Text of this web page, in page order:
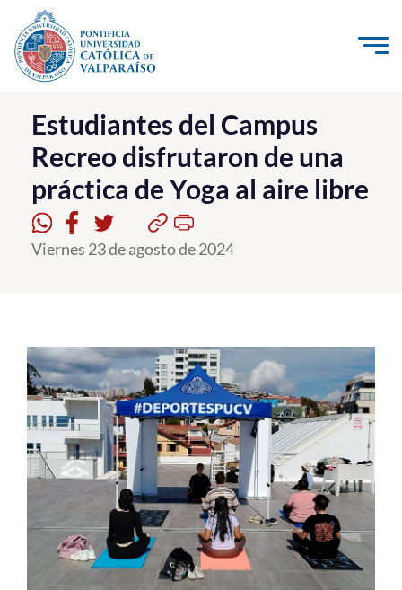
Click acá para ir directamente al contenido
La Universidad
Investigación, Creación e Innovación
PUCV Internacional
Vinculación con el Medio
Postgrado
Formación Continua
Estudiantes
Académicos
Alumni
Estudiantes del Campus
Recreo disfrutaron de una
práctica de Yoga al aire libre
Viernes 23 de agosto de 2024